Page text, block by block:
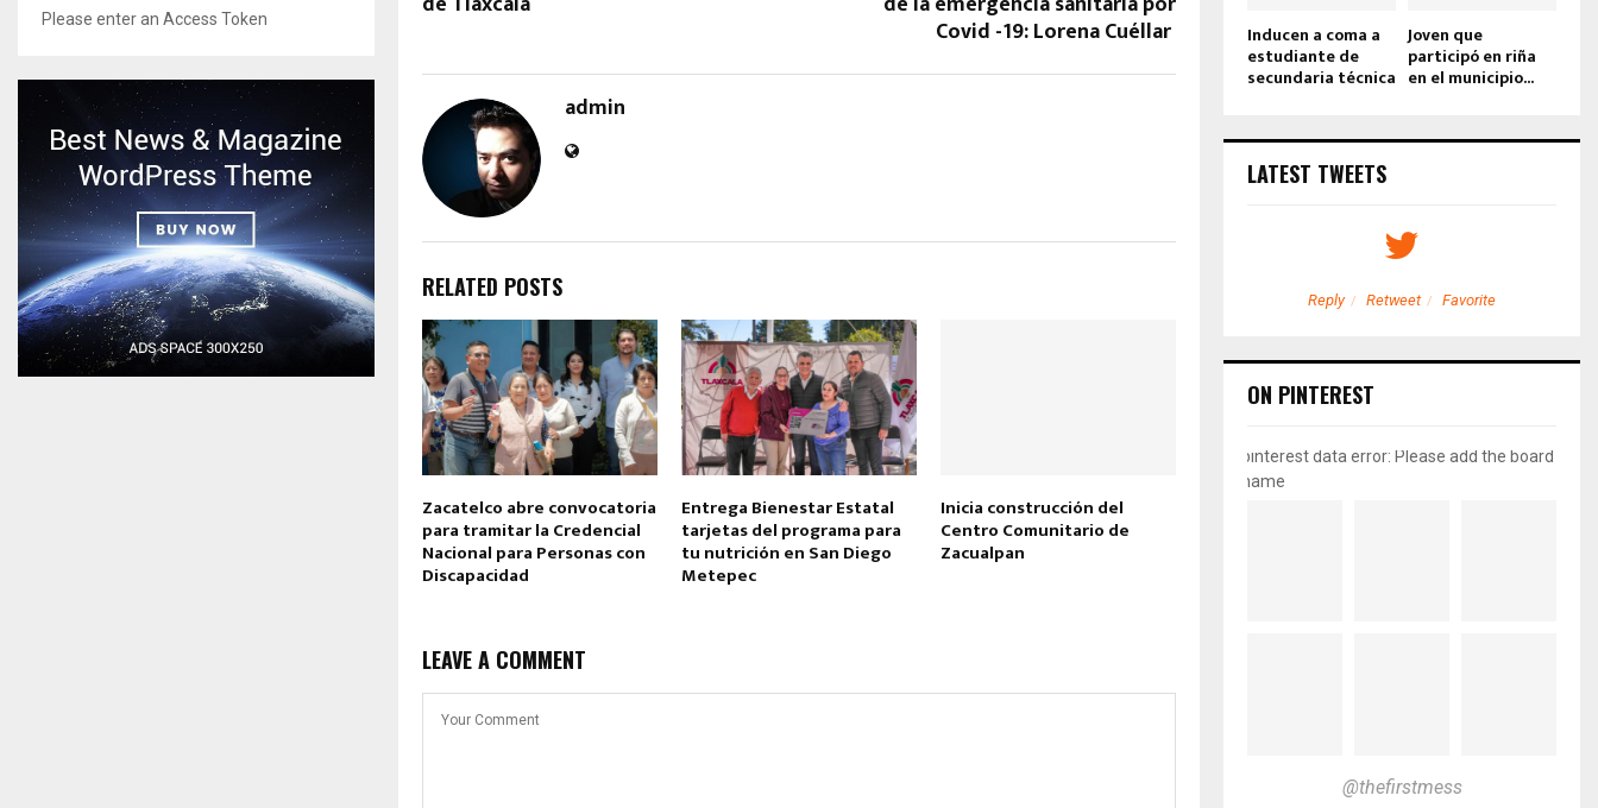
Covid -19: Lorena Cuéllar
admin
RELATED POSTS
Zacatelco abre convocatoria
para tramitar la Credencial
Nacional para Personas con
Discapacidad
Entrega Bienestar Estatal
tarjetas del programa para
tu nutrición en San Diego
Metepec
Inicia construcción del
Centro Comunitario de
Zacualpan
LEAVE A COMMENT
Please enter an Access Token
Inducen a coma a
estudiante de
secundaria técnica
Joven que
participó en riña
en el municipio...
LATEST TWEETS
Reply Retweet Favorite
ON PINTEREST
pinterest data error: Please add the board
name
@thefirstmess